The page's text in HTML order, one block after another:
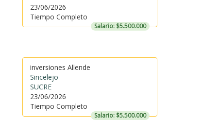
23/06/2026
Tiempo Completo
Salario: $5.500.000
inversiones Allende
Sincelejo
SUCRE
23/06/2026
Tiempo Completo
Salario: $5.500.000